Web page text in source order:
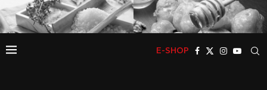
E-SHOP